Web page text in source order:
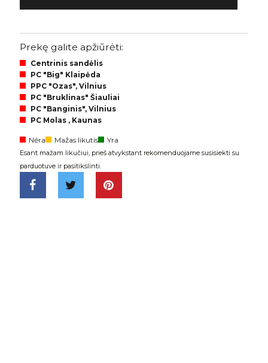
Prekę galite apžiūrėti:
Centrinis sandėlis
PC "Big" Klaipėda
PPC "Ozas", Vilnius
PC "Bruklinas" Šiauliai
PC "Banginis", Vilnius
PC Molas , Kaunas
Nėra Mažas likutis Yra
Esant mažam likučiui, prieš atvykstant rekomenduojame susisiekti su
parduotuve ir pasitikslinti.